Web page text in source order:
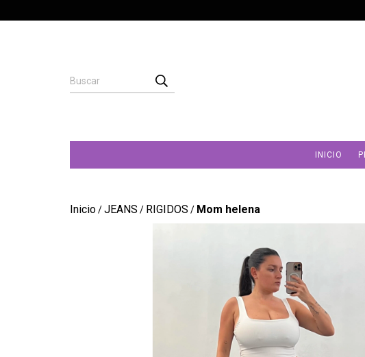
INICIO
Inicio/JEANS / RIGIDOS / Mom helena